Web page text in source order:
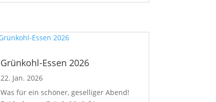
Grünkohl-Essen 2026
22. Jan. 2026
Was für ein schöner, geselliger Abend!